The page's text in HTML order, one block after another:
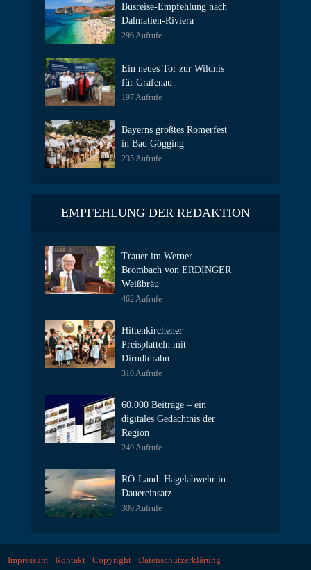
Busreise-Empfehlung nach
Dalmatien-Riviera
296 Aufrufe
Ein neues Tor zur Wildnis
für Grafenau
197 Aufrufe
Bayerns größtes Römerfest
in Bad Gögging
235 Aufrufe
EMPFEHLUNG DER REDAKTION
Trauer im Werner
Brombach von ERDINGER
Weißbräu
462 Aufrufe
Hittenkirchener
Preisplatteln mit
Dirndldrahn
310 Aufrufe
60.000 Beiträge – ein
digitales Gedächtnis der
Region
249 Aufrufe
RO-Land: Hagelabwehr in
Dauereinsatz
309 Aufrufe
Impressum Kontakt Copyright Datenschutzerklärung